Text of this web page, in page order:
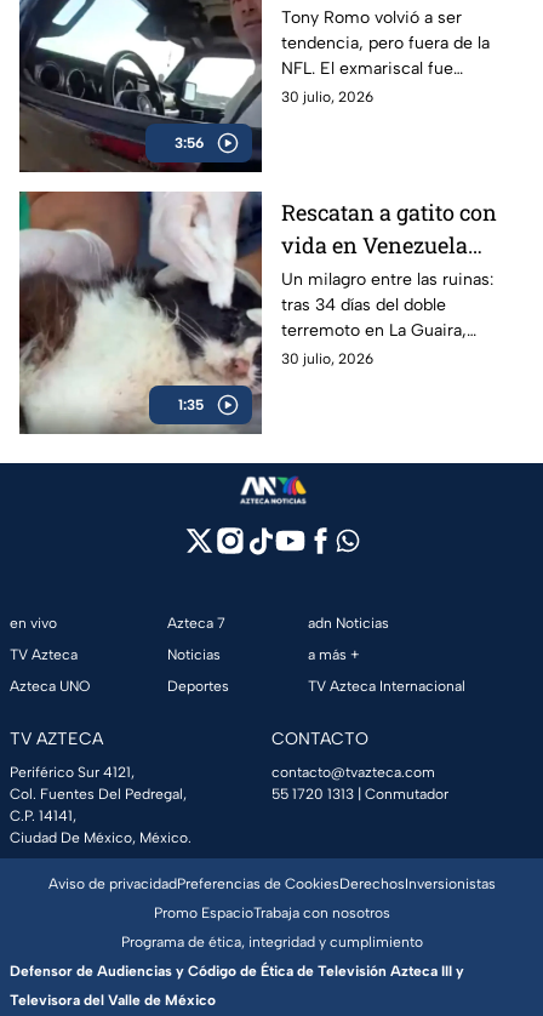
3:56
negarse a realizar la
prueba de alcohol
Tony Romo volvió a ser
tendencia, pero fuera de la
NFL. El exmariscal fue
detenido tras negarse a una
30 julio, 2026
1:35
Rescatan a gatito con
vida en Venezuela
después de 34 días bajo
los escombros
Un milagro entre las ruinas:
tras 34 días del doble
terremoto en La Guaira,
voluntarios lograron rescatar a
30 julio, 2026
en vivo
TV Azteca
Azteca UNO
Azteca 7
Noticias
Deportes
adn Noticias
a más +
TV Azteca Internacional
TV AZTECA
Periférico Sur 4121,
Col. Fuentes Del Pedregal,
C.P. 14141,
Ciudad De México, México.
CONTACTO
contacto@tvazteca.com
55 1720 1313 | Conmutador
Aviso de privacidadPreferencias de CookiesDerechosInversionistas
Promo EspacioTrabaja con nosotros
Programa de ética, integridad y cumplimiento
Defensor de Audiencias y Código de Ética de Televisión Azteca III y
Televisora del Valle de México